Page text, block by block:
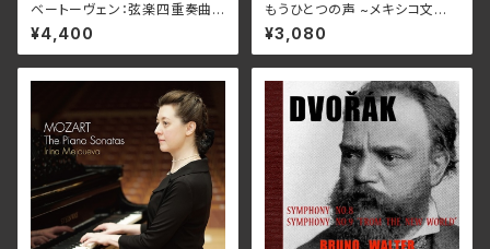
ベートーヴェン：弦楽四重奏曲
全集Ⅲ/ひばり弦楽四重奏団 N
ARD-5095_6(仕様:2CD)
¥4,400
もうひとつの声 ~メキシコ文化
に魅了~/オニックス・アンサンブ
ル他 TFCC-2004
¥3,080